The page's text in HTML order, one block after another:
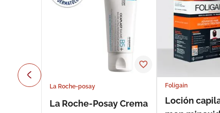
La Roche-posay
La Roche-Posay Crema
Foligain
Loción